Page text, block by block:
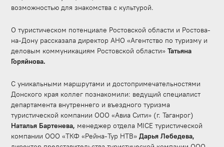
возможностью для знакомства с культурой.
О туристическом потенциале Ростовской области и Ростова-
на-Дону рассказала директор АНО «Агентство по туризму и
деловым коммуникациям Ростовской области»Татьяна
Горяйнова.
С уникальными маршрутами и достопримечательностями
Донского края коллег познакомили: ведущий специалист
департамента внутреннего и въездного туризма
туристической компании ООО «Авиа Сити» (г. Таганрог)
Наталья Бартенева, менеджер отдела MICE туристической
компании ООО «ТКФ «Рейна-Тур НТВ»Дарья Лебедева,